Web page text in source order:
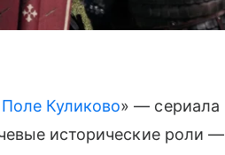
Поле Куликово» — сериала
исторические роли —